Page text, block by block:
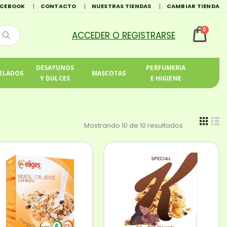
CONTACTO NUESTRAS TIENDAS CAMBIAR TIENDA
0
DESAYUNOS
Y DULCES
MASCOTAS
PERFUMERIA
E HIGIENE
Mostrando 10 de 10 resultados